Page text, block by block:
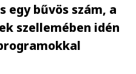
egy bűvös szám, a
szellemében idén